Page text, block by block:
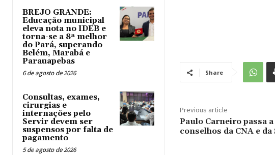
BREJO GRANDE:
Educação municipal
eleva nota no IDEB e
torna-se a 8ª melhor
do Pará, superando
Belém, Marabá e
Parauapebas
6 de agosto de 2026
Consultas, exames,
cirurgias e
internações pelo
Servir devem ser
suspensos por falta de
pagamento
5 de agosto de 2026
Share
Previous article
Paulo Carneiro passa
conselhos da CNA e da